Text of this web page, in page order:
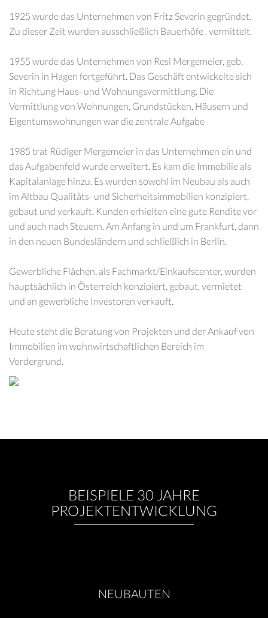
1925 wurde das Unternehmen von Fritz Severin gegründet.
Zu dieser Zeit wurden ausschließlich Bauerhöfe . vermittelt.
1955 wurde das Unternehmen von Resi Mergemeier, geb.
Severin in Hagen fortgeführt. Das Geschäft entwickelte sich
in Richtung Haus- und Wohnungsvermittlung. Die
Vermittlung von Wohnungen, Grundstücken, Häusern und
Eigentumswohnungen war die zentrale Aufgabe
1985 trat Rüdiger Mergemeier in das Unternehmen ein und
das Aufgabenfeld wurde erweitert. Es kam die Immobilie als
Kapitalanlage hinzu. Es wurden sowohl im Neubau als auch
im Altbau Qualitäts- und Sicherheitsimmobilien konzipiert,
gebaut und verkauft. Kunden erhielten eine gute Rendite vor
und auch nach Steuern. Am Anfang in und um Frankfurt, dann
in den neuen Bundesländern und schließlich in Berlin.
Gewerbliche Flächen, als Fachmarkt/Einkaufscenter, wurden
hauptsächlich in Österreich konzipiert, gebaut, vermietet
und an gewerbliche Investoren verkauft.
Heute steht die Beratung von Projekten und der Ankauf von
Immobilien im wohnwirtschaftlichen Bereich im
Vordergrund.
BEISPIELE 30 JAHRE
PROJEKTENTWICKLUNG
NEUBAUTEN